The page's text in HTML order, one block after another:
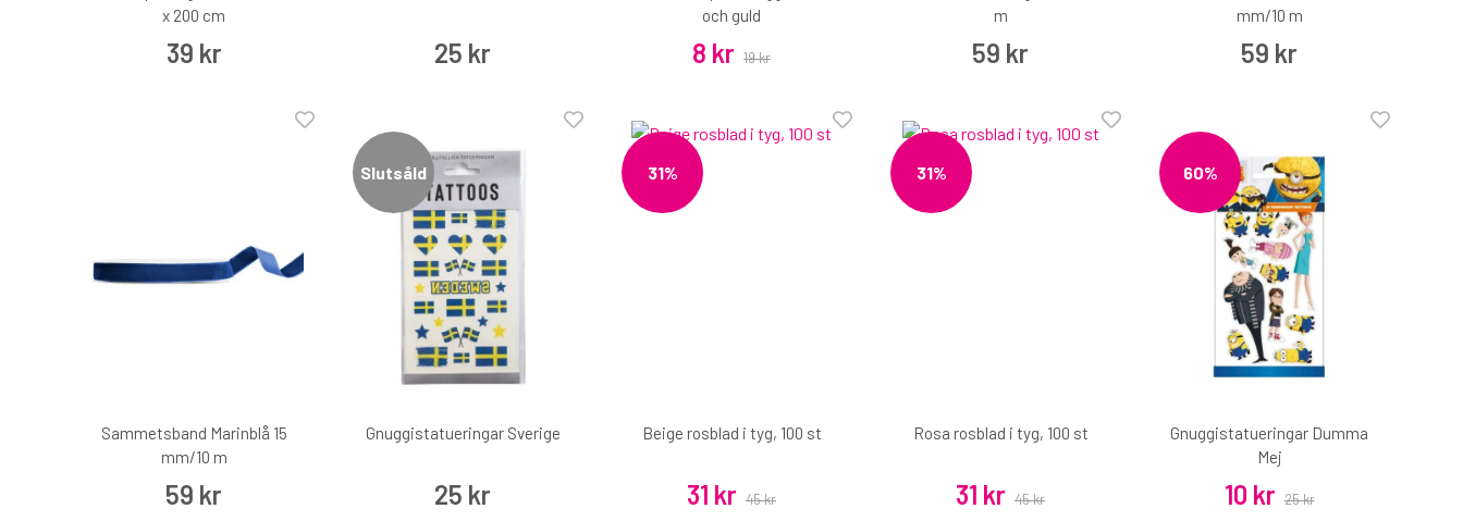
x 200 cm
39 kr 25 kr
och guld
8 kr 19 kr
m
59 kr
mm/10 m
59 kr
Sammetsband Marinblå 15
mm/10 m
59 kr
Slutsåld
Gnuggistatueringar Sverige
25 kr
31%
Beige rosblad i tyg, 100 st
31 kr 45 kr
31%
Rosa rosblad i tyg, 100 st
31 kr 45 kr
60%
Gnuggistatueringar Dumma
Mej
10 kr 25 kr